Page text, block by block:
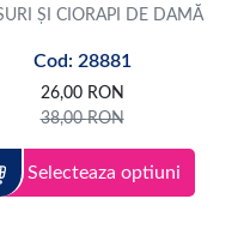
ȘI CIORAPI DE DAMĂ
Cod: 28881
26,00 RON
38,00RON
Selecteaza optiuni